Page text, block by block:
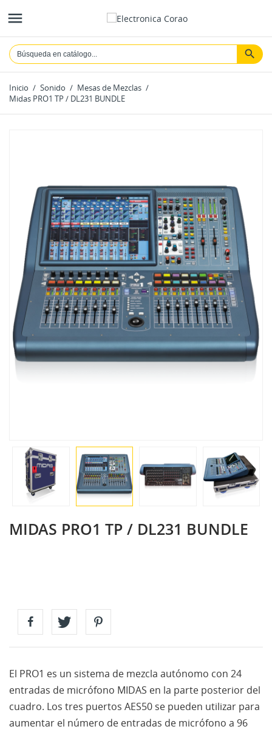

Inicio Sonido
Mesas de Mezclas
Midas PRO1 TP / DL231 BUNDLE
MIDAS PRO1 TP / DL231 BUNDLE
El PRO1 es un sistema de mezcla autónomo con 24
entradas de micrófono MIDAS en la parte posterior del
cuadro. Los tres puertos AES50 se pueden utilizar para
aumentar el número de entradas de micrófono a 96